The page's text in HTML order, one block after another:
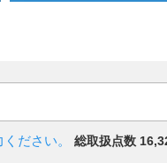
ださい。 総取扱点数